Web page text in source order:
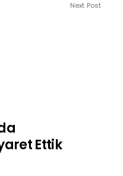
Next Post
Ettik